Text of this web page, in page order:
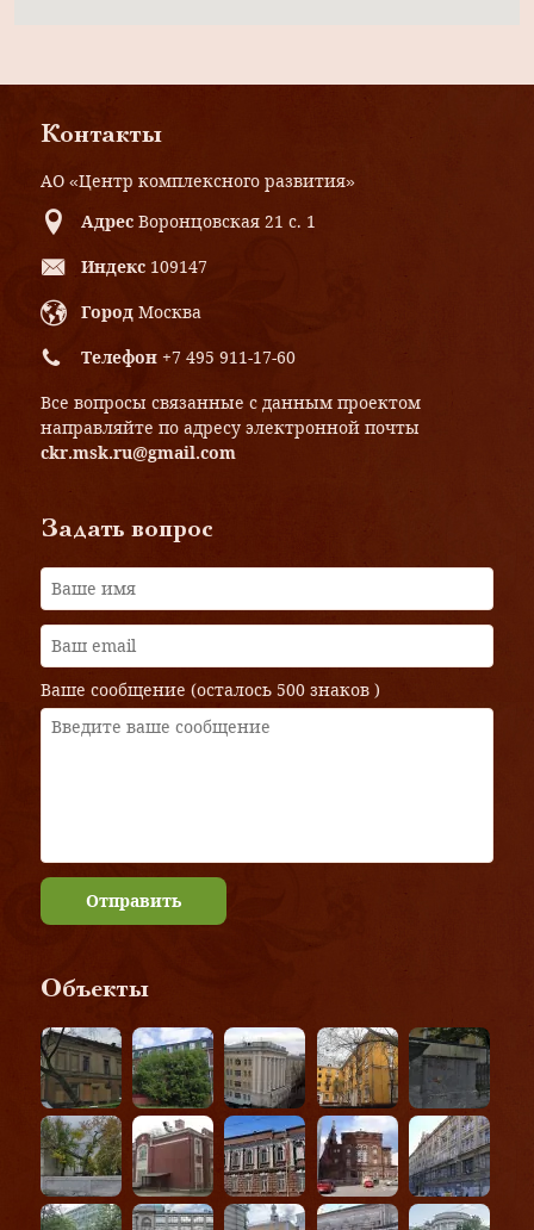
Контакты
АО «Центр комплексного развития»
Адрес Воронцовская 21 с. 1
Индекс 109147
Город Москва
Телефон +7 495 911-17-60
Все вопросы связанные с данным проектом
направляйте по адресу электронной почты
ckr.msk.ru@gmail.com
Задать вопрос
Ваше сообщение (осталось 500 знаков )
Отправить
Объекты